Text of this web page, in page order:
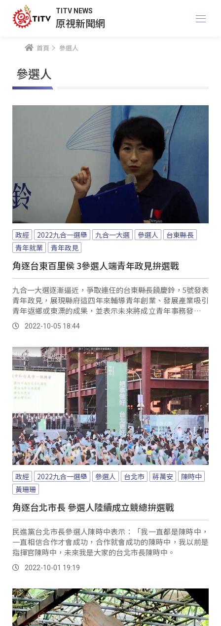
TITV NEWS
原視新聞網
首頁 參選人
參選人
政經 2022九合一選舉 九合一大選 參選人
台東縣長
青年就業
青年政見
角逐台東百里侯 3參選人端青年政見拚選戰
九合一大選逐漸逼近，爭取連任的台東縣長饒慶鈴，5號發表
青年政見，展現縣府這四年來輔導青年創業、發展產業吸引
青年返鄉或東漂的成果，並表示未來將成立青年事務發展委
員會，讓縣府各局處都可作為青年事務發展的窗...。
2022-10-05 18:44
政經 2022九合一選舉 參選人 台北市 蔣萬安
陳時中
黃珊珊
角逐台北市長 參選人陸續成立競總拚選戰
民進黨台北市長參選人陳時中表示：「我一直都是陳時中，
一直相信合作才會成功，合作就會成功的陳時中，我以前是
指揮官陳時中，未來我是大家的台北市長陳時中。
2022-10-01 19:19